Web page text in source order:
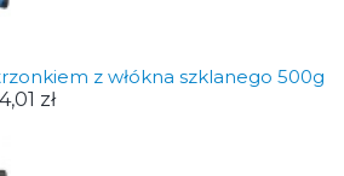
z włókna szklanego 500g
zł